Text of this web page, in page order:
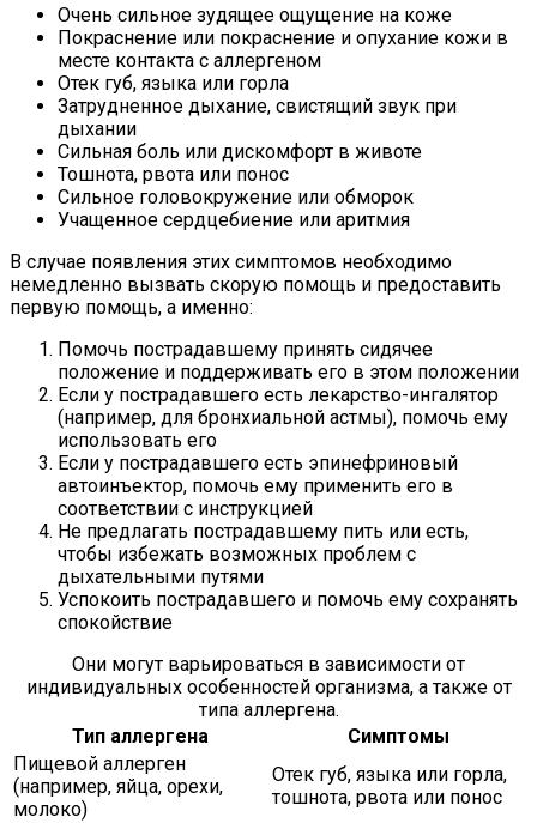
Очень сильное зудящее ощущение на коже
Покраснение или покраснение и опухание кожи в
месте контакта с аллергеном
Отек губ, языка или горла
Затрудненное дыхание, свистящий звук при
дыхании
Сильная боль или дискомфорт в животе
Тошнота, рвота или понос
Сильное головокружение или обморок
Учащенное сердцебиение или аритмия
В случае появления этих симптомов необходимо
немедленно вызвать скорую помощь и предоставить
первую помощь, а именно:
Помочь пострадавшему принять сидячее
положение и поддерживать его в этом положении
Если у пострадавшего есть лекарство-ингалятор
(например, для бронхиальной астмы), помочь ему
использовать его
Если у пострадавшего есть эпинефриновый
автоинъектор, помочь ему применить его в
соответствии с инструкцией
Не предлагать пострадавшему пить или есть,
чтобы избежать возможных проблем с
дыхательными путями
Успокоить пострадавшего и помочь ему сохранять
спокойствие
Они могут варьироваться в зависимости от
индивидуальных особенностей организма, а также от
типа аллергена.
Тип аллергена
Симптомы
Пищевой аллерген
(например, яйца, орехи,
молоко)
Отек губ, языка или горла,
тошнота, рвота или понос